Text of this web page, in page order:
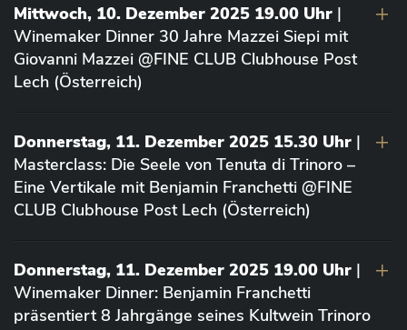
Mittwoch, 10. Dezember 2025 19.00 Uhr |
Winemaker Dinner 30 Jahre Mazzei Siepi mit
Giovanni Mazzei @FINE CLUB Clubhouse Post
Lech (Österreich)
Donnerstag, 11. Dezember 2025 15.30 Uhr |
Masterclass: Die Seele von Tenuta di Trinoro –
Eine Vertikale mit Benjamin Franchetti @FINE
CLUB Clubhouse Post Lech (Österreich)
Donnerstag, 11. Dezember 2025 19.00 Uhr |
Winemaker Dinner: Benjamin Franchetti
präsentiert 8 Jahrgänge seines Kultwein Trinoro